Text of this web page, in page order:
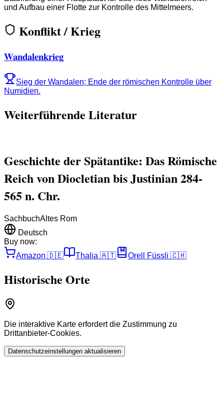
und Aufbau einer Flotte zur Kontrolle des Mittelmeers.
Konflikt / Krieg
Wandalenkrieg
Sieg der Wandalen; Ende der römischen Kontrolle über
Numidien.
Weiterführende Literatur
Geschichte der Spätantike: Das Römische
Reich von Diocletian bis Justinian 284-
565 n. Chr.
SachbuchAltes Rom
Deutsch
Buy now:
Amazon 🇩🇪 Thalia 🇦🇹 Orell Füssli 🇨🇭
Historische Orte
Die interaktive Karte erfordert die Zustimmung zu
Drittanbieter-Cookies.
Datenschutzeinstellungen aktualisieren